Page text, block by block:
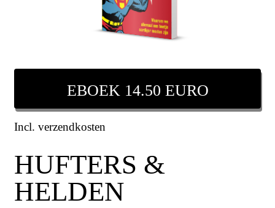
EBOEK 14.50 EURO
Incl. verzendkosten
HUFTERS &
HELDEN